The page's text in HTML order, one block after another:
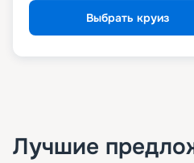
Выбрать круиз
Лучшие